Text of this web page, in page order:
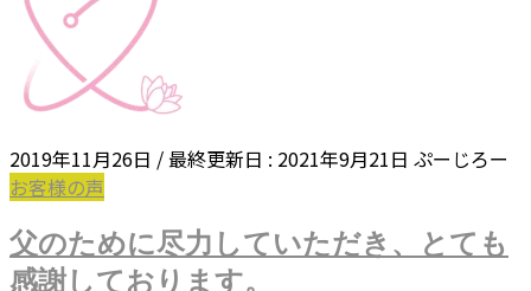
2019年11月26日 / 最終更新日 : 2021年9月21日 ぷーじろー
お客様の声
父のために尽力していただき、とても
感謝しております。